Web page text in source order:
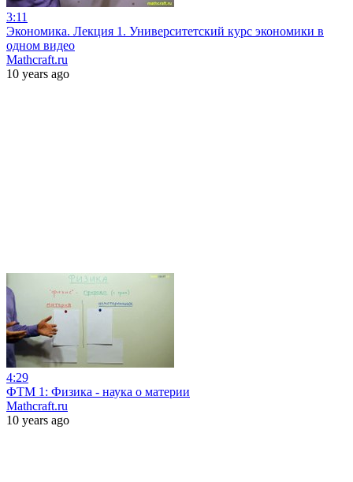
3:11
Экономика. Лекция 1. Университетский курс экономики в
одном видео
Mathcraft.ru
10 years ago
4:29
ФТМ 1: Физика - наука о материи
Mathcraft.ru
10 years ago